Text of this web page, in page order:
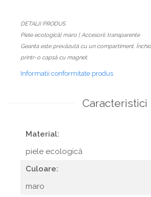
DETALII PRODUS
Piele ecologică| maro | Accesorii: transparente
Geanta este prevăzută cu un compartiment.
printr-o capsă cu magnet.
Informatii conformitate produs
Caracteristici
Material:
piele ecologică
Culoare:
maro